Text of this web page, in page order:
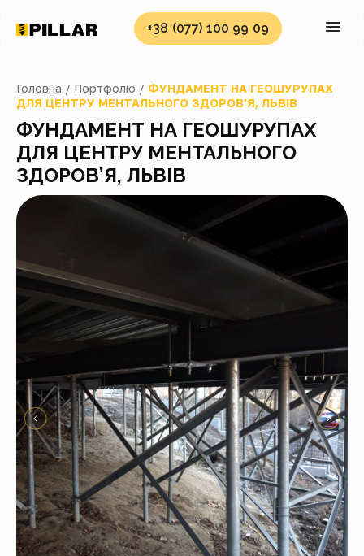
+38 (077) 100 99 09
Головна / Портфоліо / ФУНДАМЕНТ НА ГЕОШУРУПАХ
ДЛЯ ЦЕНТРУ МЕНТАЛЬНОГО ЗДОРОВ’Я, ЛЬВІВ
ФУНДАМЕНТ НА ГЕОШУРУПАХ
ДЛЯ ЦЕНТРУ МЕНТАЛЬНОГО
ЗДОРОВ’Я, ЛЬВІВ